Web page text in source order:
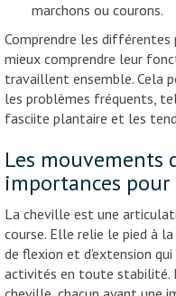
marchons ou courons.
Comprendre les
mieux comprendre leur
travaillent ensemble. Cela
les problèmes fréquents,
fasciite plantaire et les
Les mouvements
importances
La cheville est une
course. Elle relie le pied à
de flexion et d’extension
activités en toute stabilité.